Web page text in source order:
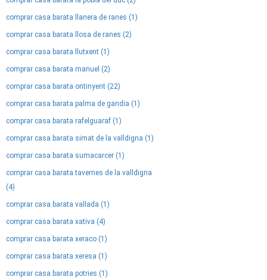
comprar casa barata llanera de ranes (1)
comprar casa barata llosa de ranes (2)
comprar casa barata llutxent (1)
comprar casa barata manuel (2)
comprar casa barata ontinyent (22)
comprar casa barata palma de gandia (1)
comprar casa barata rafelguaraf (1)
comprar casa barata simat de la valldigna (1)
comprar casa barata sumacarcer (1)
comprar casa barata tavernes de la valldigna
(4)
comprar casa barata vallada (1)
comprar casa barata xativa (4)
comprar casa barata xeraco (1)
comprar casa barata xeresa (1)
comprar casa barata potries (1)